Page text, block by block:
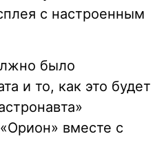
с настроенным
было
и то, как это будет
вместе с